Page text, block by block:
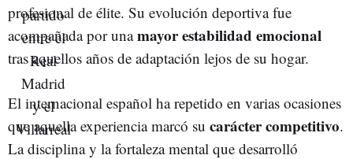
profesional de élite. Su evolución deportiva fue
acompañada por unamayor estabilidad emocional
tras aquellos años de adaptación lejos de su hogar.
El internacional español ha repetido en varias ocasiones
que aquella experiencia marcó su carácter competitivo.
La disciplina y la fortaleza mental que desarrolló